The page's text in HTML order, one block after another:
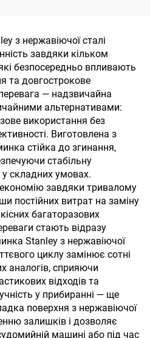
з нержавіючої сталі
завдяки кільком
безпосередньо впливають
та довгострокове
— надзвичайна
альтернативами:
використання без
Виготовлена з
стійка до згинання,
стабільну
у складних умовах.
завдяки тривалому
постійних витрат на заміну
багаторазових
стають відразу
Stanley з нержавіючої
циклу замінює сотні
аналогів, сприяючи
відходів та
у прибиранні — ще
поверхня з нержавіючої
залишків і дозволяє
машині або під час